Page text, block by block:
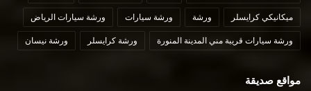
ميكانيكي كرايسلر ورشة ورشة سيارات ورشة سيارات الرياض
ورشة سيارات قريبة مني المدينة المنورة ورشة كرايسلر ورشة نيسان
مواقع صديقة